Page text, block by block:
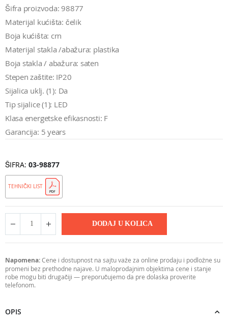
Šifra proizvoda: 98877
Materijal kućišta: čelik
Boja kućišta: crn
Materijal stakla /abažura: plastika
Boja stakla / abažura: saten
Stepen zaštite: IP20
Sijalica uklj. (1): Da
Tip sijalice (1): LED
Klasa energetske efikasnosti: F
Garancija: 5 years
ŠIFRA 03-98877
TEHNIČKI LIST
DODAJ U KOLICA
Napomena:Cene i dostupnost na sajtu važe za online prodaju i podložne su
promeni bez prethodne najave. U maloprodajnim objektima cene i stanje
robe mogu biti drugačiji — preporučujemo da pre dolaska proverite
telefonom.
OPIS